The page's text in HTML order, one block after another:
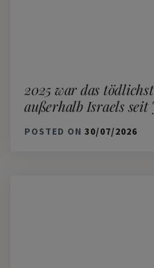
2025 war das
außerhalb Israels
POSTED ON 30/07/2026